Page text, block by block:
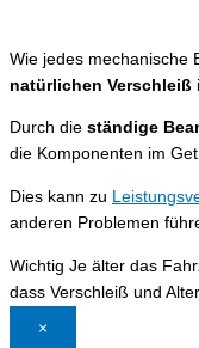
Wie jedes mechanische
natürlichen Verschleiß
Durch die ständige
die Komponenten im
Dies kann zu
anderen Problemen
Wichtig Je älter das
dass Verschleiß und
×